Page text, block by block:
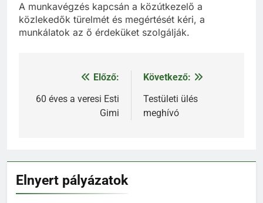
A munkavégzés kapcsán a közútkezelő a
közlekedők türelmét és megértését kéri, a
munkálatok az ő érdeküket szolgálják.
Bejegyzés
navigáció
Előző:
60 éves a veresi Esti
Gimi
Következő:
Testületi ülés
meghívó
Elnyert pályázatok